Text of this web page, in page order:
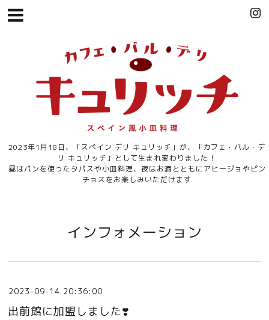
2023年1月18日、「スペイン デリ キュリッチ」が、「カフェ・バル・デ
リ キュリッチ」として生まれ変わりました！
昼はパンを使ったタパスや小皿料理、夜はお酒とともにアヒージョやピン
チョスをお楽しみいただけます
インフォメーション
2023-09-14 20:36:00
出前館に加盟しました❣️